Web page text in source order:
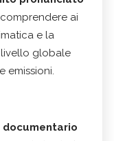
ai
e la
globale
emissioni.
documentario